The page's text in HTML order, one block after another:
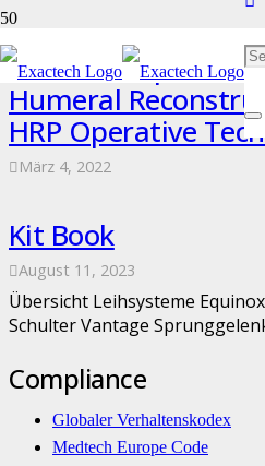
Exactech Equinoxe
Humeral
HRP Operative
März 4, 2022
Kit Book
August 11, 2023
Übersicht Leihsysteme
Schulter Vantage
Compliance
Globaler Verhaltenskodex
Medtech Europe Code